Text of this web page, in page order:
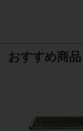
おすすめ商品